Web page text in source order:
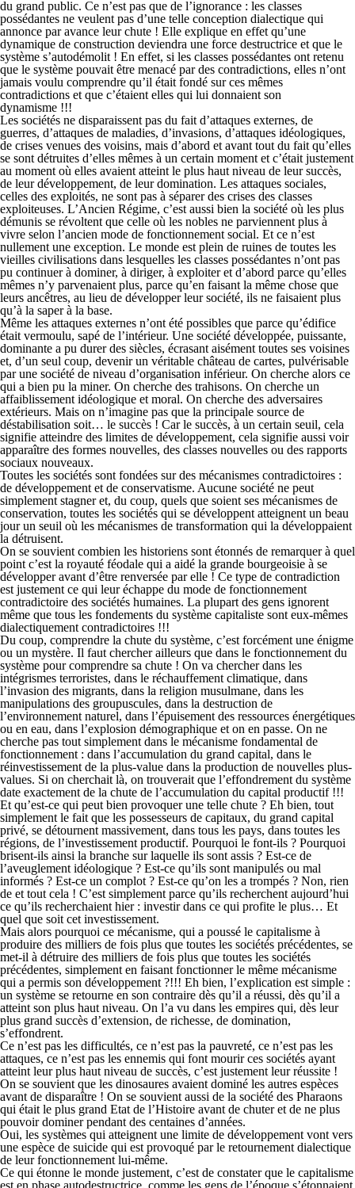
du grand public. Ce n’est pas que de l’ignorance : les classes
possédantes ne veulent pas d’une telle conception dialectique qui
annonce par avance leur chute ! Elle explique en effet qu’une
dynamique de construction deviendra une force destructrice et que le
système s’autodémolit ! En effet, si les classes possédantes ont retenu
que le système pouvait être menacé par des contradictions, elles n’ont
jamais voulu comprendre qu’il était fondé sur ces mêmes
contradictions et que c’étaient elles qui lui donnaient son
dynamisme !!!
Les sociétés ne disparaissent pas du fait d’attaques externes, de
guerres, d’attaques de maladies, d’invasions, d’attaques idéologiques,
de crises venues des voisins, mais d’abord et avant tout du fait qu’elles
se sont détruites d’elles mêmes à un certain moment et c’était justement
au moment où elles avaient atteint le plus haut niveau de leur succès,
de leur développement, de leur domination. Les attaques sociales,
celles des exploités, ne sont pas à séparer des crises des classes
exploiteuses. L’Ancien Régime, c’est aussi bien la société où les plus
démunis se révoltent que celle où les nobles ne parviennent plus à
vivre selon l’ancien mode de fonctionnement social. Et ce n’est
nullement une exception. Le monde est plein de ruines de toutes les
vieilles civilisations dans lesquelles les classes possédantes n’ont pas
pu continuer à dominer, à diriger, à exploiter et d’abord parce qu’elles
mêmes n’y parvenaient plus, parce qu’en faisant la même chose que
leurs ancêtres, au lieu de développer leur société, ils ne faisaient plus
qu’à la saper à la base.
Même les attaques externes n’ont été possibles que parce qu’édifice
était vermoulu, sapé de l’intérieur. Une société développée, puissante,
dominante a pu durer des siècles, écrasant aisément toutes ses voisines
et, d’un seul coup, devenir un véritable château de cartes, pulvérisable
par une société de niveau d’organisation inférieur. On cherche alors ce
qui a bien pu la miner. On cherche des trahisons. On cherche un
affaiblissement idéologique et moral. On cherche des adversaires
extérieurs. Mais on n’imagine pas que la principale source de
déstabilisation soit… le succès ! Car le succès, à un certain seuil, cela
signifie atteindre des limites de développement, cela signifie aussi voir
apparaître des formes nouvelles, des classes nouvelles ou des rapports
sociaux nouveaux.
Toutes les sociétés sont fondées sur des mécanismes contradictoires :
de développement et de conservatisme. Aucune société ne peut
simplement stagner et, du coup, quels que soient ses mécanismes de
conservation, toutes les sociétés qui se développent atteignent un beau
jour un seuil où les mécanismes de transformation qui la développaient
la détruisent.
On se souvient combien les historiens sont étonnés de remarquer à quel
point c’est la royauté féodale qui a aidé la grande bourgeoisie à se
développer avant d’être renversée par elle ! Ce type de contradiction
est justement ce qui leur échappe du mode de fonctionnement
contradictoire des sociétés humaines. La plupart des gens ignorent
même que tous les fondements du système capitaliste sont eux-mêmes
dialectiquement contradictoires !!!
Du coup, comprendre la chute du système, c’est forcément une énigme
ou un mystère. Il faut chercher ailleurs que dans le fonctionnement du
système pour comprendre sa chute ! On va chercher dans les
intégrismes terroristes, dans le réchauffement climatique, dans
l’invasion des migrants, dans la religion musulmane, dans les
manipulations des groupuscules, dans la destruction de
l’environnement naturel, dans l’épuisement des ressources énergétiques
ou en eau, dans l’explosion démographique et on en passe. On ne
cherche pas tout simplement dans le mécanisme fondamental de
fonctionnement : dans l’accumulation du grand capital, dans le
réinvestissement de la plus-value dans la production de nouvelles plus-
values. Si on cherchait là, on trouverait que l’effondrement du système
date exactement de la chute de l’accumulation du capital productif !!!
Et qu’est-ce qui peut bien provoquer une telle chute ? Eh bien, tout
simplement le fait que les possesseurs de capitaux, du grand capital
privé, se détournent massivement, dans tous les pays, dans toutes les
régions, de l’investissement productif. Pourquoi le font-ils ? Pourquoi
brisent-ils ainsi la branche sur laquelle ils sont assis ? Est-ce de
l’aveuglement idéologique ? Est-ce qu’ils sont manipulés ou mal
informés ? Est-ce un complot ? Est-ce qu’on les a trompés ? Non, rien
de et tout cela ! C’est simplement parce qu’ils recherchent aujourd’hui
ce qu’ils recherchaient hier : investir dans ce qui profite le plus… Et
quel que soit cet investissement.
Mais alors pourquoi ce mécanisme, qui a poussé le capitalisme à
produire des milliers de fois plus que toutes les sociétés précédentes, se
met-il à détruire des milliers de fois plus que toutes les sociétés
précédentes, simplement en faisant fonctionner le même mécanisme
qui a permis son développement ?!!! Eh bien, l’explication est simple :
un système se retourne en son contraire dès qu’il a réussi, dès qu’il a
atteint son plus haut niveau. On l’a vu dans les empires qui, dès leur
plus grand succès d’extension, de richesse, de domination,
s’effondrent.
Ce n’est pas les difficultés, ce n’est pas la pauvreté, ce n’est pas les
attaques, ce n’est pas les ennemis qui font mourir ces sociétés ayant
atteint leur plus haut niveau de succès, c’est justement leur réussite !
On se souvient que les dinosaures avaient dominé les autres espèces
avant de disparaître ! On se souvient aussi de la société des Pharaons
qui était le plus grand Etat de l’Histoire avant de chuter et de ne plus
pouvoir dominer pendant des centaines d’années.
Oui, les systèmes qui atteignent une limite de développement vont vers
une espèce de suicide qui est provoqué par le retournement dialectique
de leur fonctionnement lui-même.
Ce qui étonne le monde justement, c’est de constater que le capitalisme
est en phase autodestructrice, comme les gens de l’époque s’étonnaient